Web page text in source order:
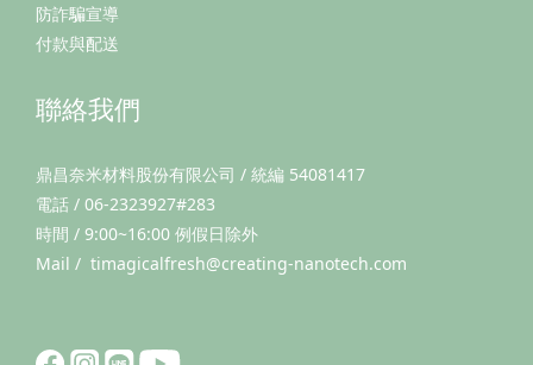
防詐騙宣導
付款與配送
聯絡我們
鼎昌奈米材料股份有限公司 / 統編 54081417
電話 / 06-2323927#283
時間 / 9:00~16:00 例假日除外
Mail / timagicalfresh@creating-nanotech.com